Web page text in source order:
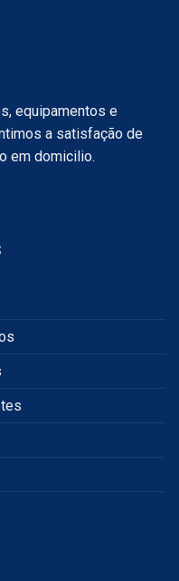
equipamentos e
a satisfação de
em domicilio.